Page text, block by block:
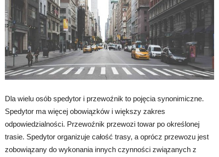
Dla wielu osób spedytor i przewoźnik to pojęcia synonimiczne.
Spedytor ma więcej obowiązków i większy zakres
odpowiedzialności. Przewoźnik przewozi towar po określonej
trasie. Spedytor organizuje całość trasy, a oprócz przewozu jest
zobowiązany do wykonania innych czynności związanych z